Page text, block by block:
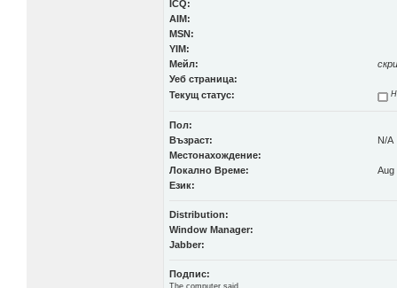
ICQ:
AIM:
MSN:
YIM:
Мейл:
Уеб страница:
Текущ статус:
Пол:
Възраст:
N/A
Местонахождение:
Локално Време:
Aug
Език:
Distribution:
Window Manager:
Jabber:
Подпис:
The computer said,